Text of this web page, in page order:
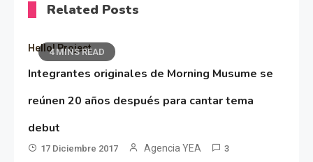
Related Posts
4 MINS READ
Hello! Project
Integrantes originales de Morning Musume se
reúnen 20 años después para cantar tema
debut
17 Diciembre 2017 Agencia YEA 3